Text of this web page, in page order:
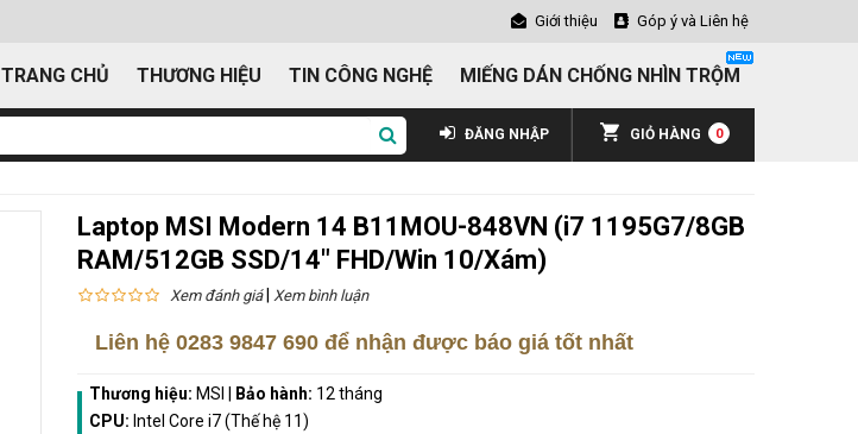
Giới thiệu Góp ý và Liên hệ
TRANG CHỦ THƯƠNG HIỆU TIN CÔNG NGHỆ MIẾNG DÁN CHỐNG NHÌN TRỘM
GIỎ HÀNG 0
ĐĂNG NHẬP
Laptop MSI Modern 14 B11MOU-848VN (i7 1195G7/8GB
RAM/512GB SSD/14" FHD/Win 10/Xám)
Xem đánh giá| Xem bình luận
Liên hệ 0283 9847 690 để nhận được báo giá tốt nhất
Thương hiệu: MSI Bảo hành: 12 tháng
CPU: Intel Core i7 (Thế hệ 11)